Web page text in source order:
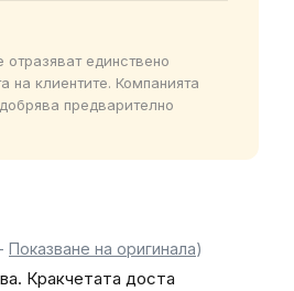
отразяват единствено
на клиентите. Компанията
предварително
Показване на оригинала)
Кракчетата доста